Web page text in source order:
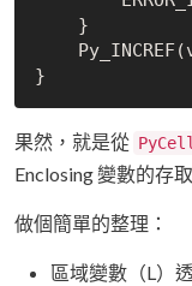
果然，就是從
Enclosing 變數的存
做個簡單的整理：
區域變數（L）